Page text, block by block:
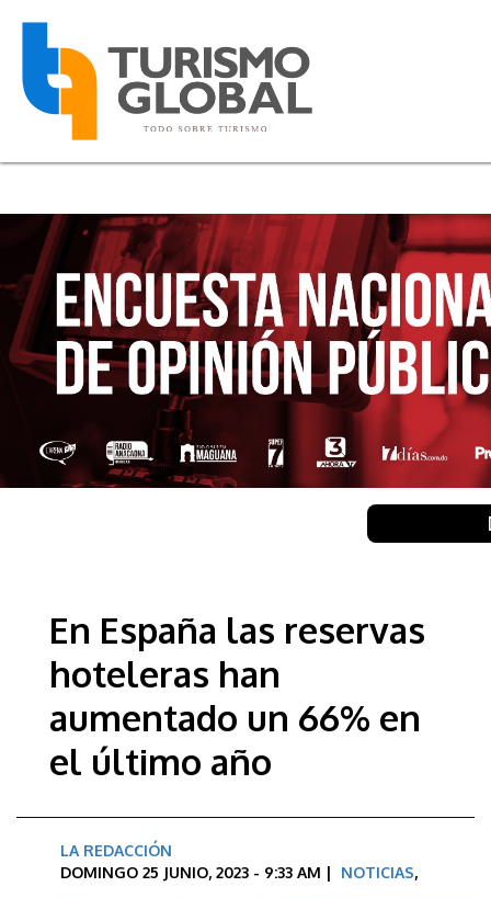
En España las reservas
hoteleras han
aumentado un 66% en
el último año
LA REDACCIÓN
DOMINGO 25 JUNIO, 2023 - 9:33 AM | NOTICIAS,